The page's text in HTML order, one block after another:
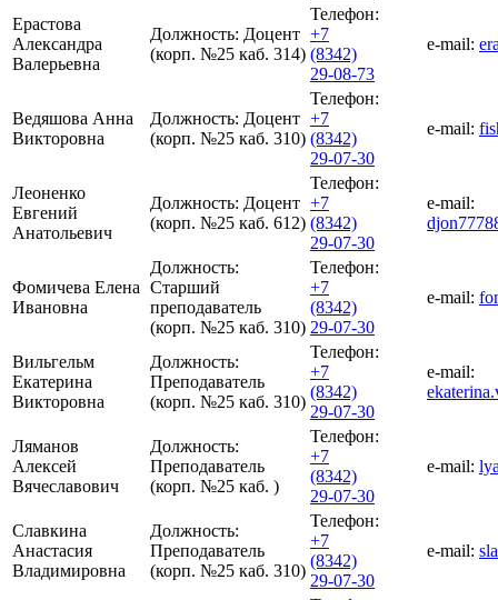
Ерастова
Александра
Валерьевна
Должность: Доцент
(корп. №25 каб. 314)
Телефон:
+7
(8342)
29-08-73
e-mail:
Ведяшова Анна
Викторовна
Должность: Доцент
(корп. №25 каб. 310)
Телефон:
+7
(8342)
29-07-30
e-mail:
Леоненко
Евгений
Анатольевич
Должность: Доцент
(корп. №25 каб. 612)
Телефон:
+7
(8342)
29-07-30
e-mail:
Фомичева Елена
Ивановна
Должность:
Старший
преподаватель
(корп. №25 каб. 310)
Телефон:
+7
(8342)
29-07-30
e-mail:
Вильгельм
Екатерина
Викторовна
Должность:
Преподаватель
(корп. №25 каб. 310)
Телефон:
+7
(8342)
29-07-30
e-mail:
Ляманов
Алексей
Вячеславович
Должность:
Преподаватель
(корп. №25 каб. )
Телефон:
+7
(8342)
29-07-30
e-mail:
Славкина
Анастасия
Владимировна
Должность:
Преподаватель
(корп. №25 каб. 310)
Телефон:
+7
(8342)
29-07-30
e-mail: